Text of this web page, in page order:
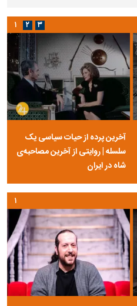
آخرین پرده از حیات سیاسی یک
سلسله | روایتی از آخرین مصاحبه‌ی
شاه در ایران
۱ ۲ ۳
۱